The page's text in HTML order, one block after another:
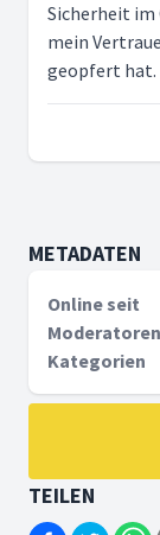
Sicherheit
mein
geopfert hat.
METADATEN
Online seit
Moderatoren
Kategorien
TEILEN